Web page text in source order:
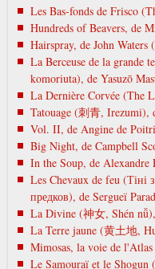
Les Bas-fonds de Frisco
Hundreds of Beavers, de
Hairspray, de John Waters
La Berceuse de la
komoriuta), de Yasuzō
La Dernière Corvée (The
Tatouage (刺青, Irezumi),
Vol. II, de Angine de
Big Night, de Campbell
In the Soup, de Alexandre
Les Chevaux de feu (Тіні
предков), de Sergueï
La Divine (神女, Shén
La Terre jaune (黄土地,
Mimosas, la voie de
Le Samouraï et le